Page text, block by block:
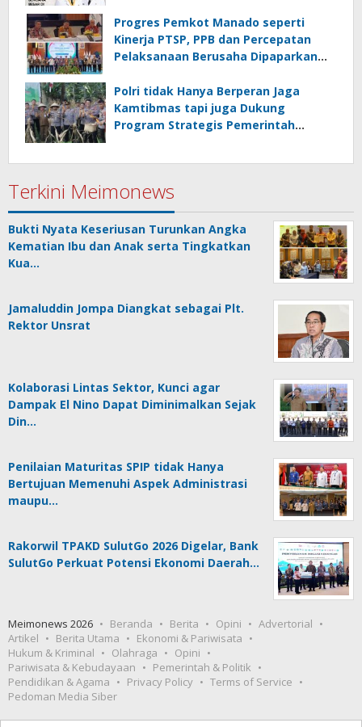
Progres Pemkot Manado seperti
Kinerja PTSP, PPB dan Percepatan
Pelaksanaan Berusaha Dipaparkan
dan Hilirisasi/BKPM
Polri tidak Hanya Berperan Jaga
Kamtibmas tapi juga Dukung
Program Strategis Pemerintah
Terkini Meimonews
Bukti Nyata Keseriusan Turunkan Angka
Kematian Ibu dan Anak serta Tingkatkan
Kua…
Jamaluddin Jompa Diangkat sebagai Plt.
Rektor Unsrat
Kolaborasi Lintas Sektor, Kunci agar
Dampak El Nino Dapat Diminimalkan Sejak
Din…
Penilaian Maturitas SPIP tidak Hanya
Bertujuan Memenuhi Aspek Administrasi
maupu…
Rakorwil TPAKD SulutGo 2026 Digelar, Bank
SulutGo Perkuat Potensi Ekonomi Daerah…
Meimonews 2026 Beranda Berita Opini
Advertorial
Artikel
Berita Utama
Ekonomi & Pariwisata
Hukum & Kriminal
Olahraga
Opini
Pariwisata & Kebudayaan
Pemerintah & Politik
Pendidikan & Agama
Privacy Policy
Terms of Service
Pedoman Media Siber